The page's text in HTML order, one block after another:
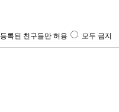
등록된 친구들만 허용 모두 금지